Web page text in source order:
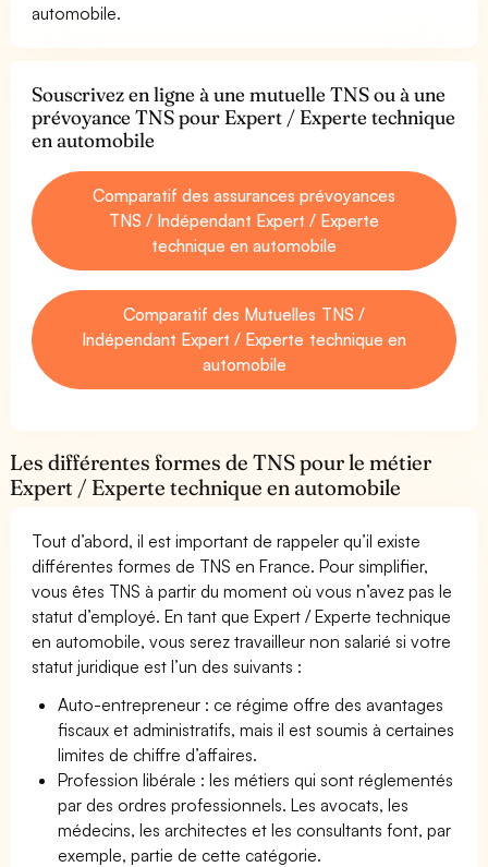
automobile.
Souscrivez en ligne à une mutuelle TNS ou à une
prévoyance TNS pour Expert / Experte technique
en automobile
Comparatif des assurances prévoyances
TNS / Indépendant Expert / Experte
technique en automobile
Comparatif des Mutuelles TNS /
Indépendant Expert / Experte technique en
automobile
Les différentes formes de TNS pour le métier
Expert / Experte technique en automobile
Tout d’abord, il est important de rappeler qu’il existe
différentes formes de TNS en France. Pour simplifier,
vous êtes TNS à partir du moment où vous n’avez pas le
statut d’employé. En tant que Expert / Experte technique
en automobile, vous serez travailleur non salarié si votre
statut juridique est l’un des suivants :
Auto-entrepreneur : ce régime offre des avantages
fiscaux et administratifs, mais il est soumis à certaines
limites de chiffre d’affaires.
Profession libérale : les métiers qui sont réglementés
par des ordres professionnels. Les avocats, les
médecins, les architectes et les consultants font, par
exemple, partie de cette catégorie.